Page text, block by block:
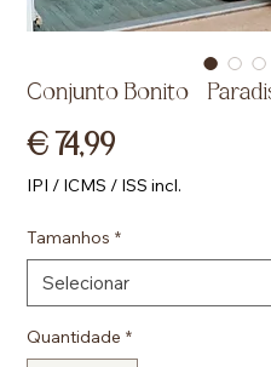
Conjunto Bonito –
€ 74,99Preço
IPI / ICMS / ISS incl.
Tamanhos *
Quantidade *